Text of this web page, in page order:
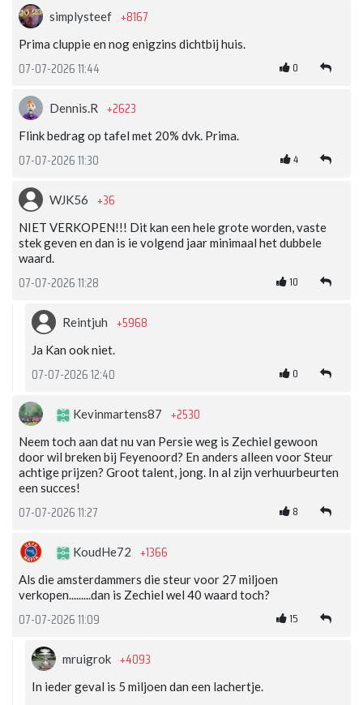
simplysteef +8167
Prima cluppie en nog enigzins dichtbij huis.
07-07-2026 11:44 0
Dennis.R +2623
Flink bedrag op tafel met 20% dvk. Prima.
07-07-2026 11:30 4
WJK56 +36
NIET VERKOPEN!!! Dit kan een hele grote worden, vaste
stek geven en dan is ie volgend jaar minimaal het dubbele
waard.
07-07-2026 11:28 10
Reintjuh +5968
Ja Kan ook niet.
07-07-2026 12:40 0
Kevinmartens87 +2530
Neem toch aan dat nu van Persie weg is Zechiel gewoon
door wil breken bij Feyenoord? En anders alleen voor Steur
achtige prijzen? Groot talent, jong. In al zijn verhuurbeurten
een succes!
07-07-2026 11:27 8
KoudHe72 +1366
Als die amsterdammers die steur voor 27 miljoen
verkopen.........dan is Zechiel wel 40 waard toch?
07-07-2026 11:09 15
mruigrok +4093
In ieder geval is 5 miljoen dan een lachertje.